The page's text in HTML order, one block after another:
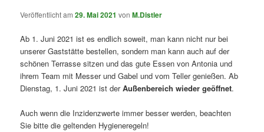
Veröffentlicht am29. Mai 2021 vonM.Distler
Ab 1. Juni 2021 ist es endlich soweit, man kann nicht nur bei
unserer Gaststätte bestellen, sondern man kann auch auf der
schönen Terrasse sitzen und das gute Essen von Antonia und
ihrem Team mit Messer und Gabel und vom Teller genießen. Ab
Dienstag, 1. Juni 2021 ist derAußenbereich wieder geöffnet.
Auch wenn die Inzidenzwerte immer besser werden, beachten
Sie bitte die geltenden Hygieneregeln!